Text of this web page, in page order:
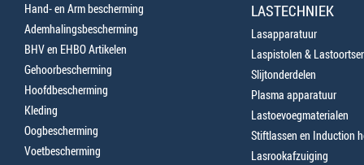
Hand- en Arm bescherming
Ademhalingsbescherming
BHV en EHBO Artikelen
Gehoorbescherming
Hoofdbescherming
Kleding
Oogbescherming
Voetbescherming
LASTECHNIEK
Lasapparatuur
Laspistolen &
Slijtonderdelen
Plasma apparatuur
Lastoevoegmaterialen
Stiftlassen en Induction
Lasrookafzuiging